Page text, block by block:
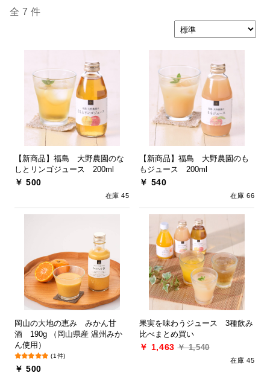
全 7 件
【新商品】福島 大野農園のな
しとリンゴジュース 200ml
￥ 500
在庫 45
【新商品】福島 大野農園のも
もジュース 200ml
￥ 540
在庫 66
岡山の大地の恵み みかん甘
酒 190g （岡山県産 温州みか
ん使用​）
(1件)
￥ 500
果実を味わうジュース 3種飲み
比べまとめ買い
￥ 1,463 ￥ 1,540
在庫 45